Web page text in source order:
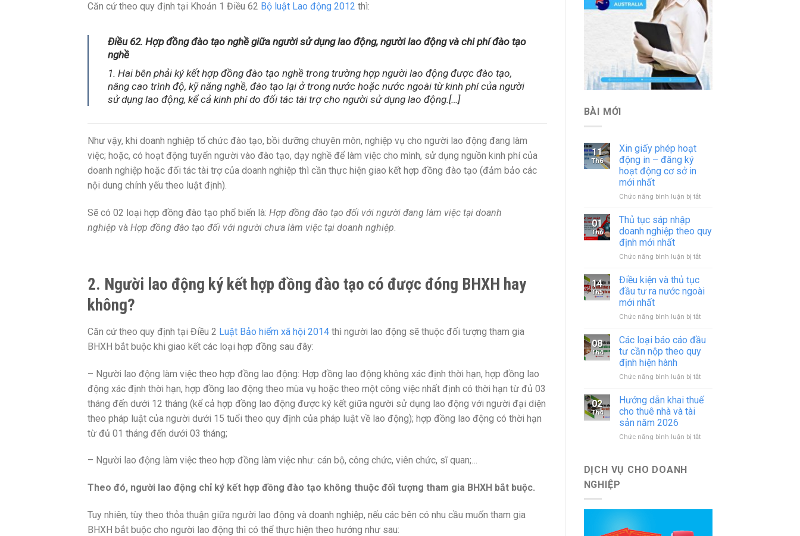
Căn cứ theo quy định tại Khoản 1 Điều 62 Bộ luật Lao động 2012 thì:
Điều 62. Hợp đồng đào tạo nghề giữa người sử dụng lao động, người lao động và chi phí đào tạo
nghề
1. Hai bên phải ký kết hợp đồng đào tạo nghề trong trường hợp người lao động được đào tạo,
nâng cao trình độ, kỹ năng nghề, đào tạo lại ở trong nước hoặc nước ngoài từ kinh phí của người
sử dụng lao động, kể cả kinh phí do đối tác tài trợ cho người sử dụng lao động.[…]
Như vậy, khi doanh nghiệp tổ chức đào tạo, bồi dưỡng chuyên môn, nghiệp vụ cho người lao động đang làm
việc; hoặc, có hoạt động tuyển người vào đào tạo, dạy nghề để làm việc cho mình, sử dụng nguồn kinh phí của
doanh nghiệp hoặc đối tác tài trợ của doanh nghiệp thì cần thực hiện giao kết hợp đồng đào tạo (đảm bảo các
nội dung chính yếu theo luật định).
Sẽ có 02 loại hợp đồng đào tạo phổ biến là: Hợp đồng đào tạo đối với người đang làm việc tại doanh
nghiệp và Hợp đồng đào tạo đối với người chưa làm việc tại doanh nghiệp
2. Người lao động ký kết hợp đồng đào tạo có được đóng BHXH hay
không?
Căn cứ theo quy định tại Điều 2 Luật Bảo hiểm xã hội 2014 thì người lao động sẽ thuộc đối tượng tham gia
BHXH bắt buộc khi giao kết các loại hợp đồng sau đây:
– Người lao động làm việc theo hợp đồng lao động: Hợp đồng lao động không xác định thời hạn, hợp đồng lao
động xác định thời hạn, hợp đồng lao động theo mùa vụ hoặc theo một công việc nhất định có thời hạn từ đủ 03
tháng đến dưới 12 tháng (kể cả hợp đồng lao động được ký kết giữa người sử dụng lao động với người đại diện
theo pháp luật của người dưới 15 tuổi theo quy định của pháp luật về lao động); hợp đồng lao động có thời hạn
từ đủ 01 tháng đến dưới 03 tháng;
– Người lao động làm việc theo hợp đồng làm việc như: cán bộ, công chức, viên chức, sĩ quan;…
Theo đó, người lao động chỉ ký kết hợp đồng đào tạo không thuộc đối tượng tham gia BHXH bắt buộc.
Tuy nhiên, tùy theo thỏa thuận giữa người lao động và doanh nghiệp, nếu các bên có nhu cầu muốn tham gia
BHXH bắt buộc cho người lao động thì có thể thực hiện theo hướng như sau:
BÀI MỚI
11
Th6
Xin giấy phép hoạt
động in – đăng ký
hoạt động cơ sở in
mới nhất
Chức năng bình luận bị tắtở
hoạt
in
ký
hoạt
cơ
in
mới
01
Th6
Thủ tục sáp nhập
doanh nghiệp theo quy
định mới nhất
Chức năng bình luận bị tắtở
sáp
nhập
nghiệp
quy
14
Th5
Điều kiện và thủ tục
đầu tư ra nước ngoài
mới nhất
Chức năng bình luận bị tắtở
kiện
đầu
ra
nhất
08
Th4
Các loại báo cáo đầu
tư cần nộp theo quy
định hiện hành
Chức năng bình luận bị tắtở
loại
báo
tư
hành
02
Th4
Hướng dẫn khai thuế
cho thuê nhà và tài
sản năm 2026
Chức năng bình luận bị tắtở
DỊCH VỤ CHO DOANH
NGHIỆP